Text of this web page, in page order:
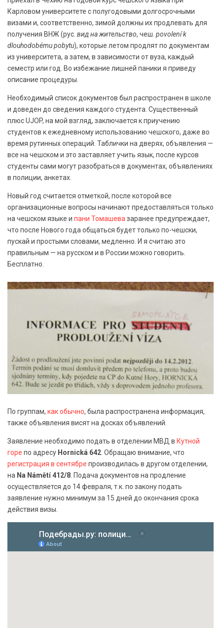
Карловом университете с полугодовыми долгосрочными
визами и, соответственно, зимой должны их продлевать для
получения ВНЖ (рус. вид на жительство, чеш. povolení k
dlouhodobému pobytu), которые летом продлят по документам
из университета, а затем, в зависимости от вуза, каждый
семестр или год. Во избежание лишней паники я приведу
описание процедуры.
Необходимый список документов был распространен в школе
и доведен до сведения каждого студента. Существенный
плюс UJOP, на мой взгляд, заключается к приучению
студентов к ежедневному использованию чешского, даже во
время рутинных операций. Таблички на дверях, объявления —
все на чешском и это заставляет учить язык, после курсов
студенты сами могут разобраться в документах, объявлениях
в полиции, анкетах.
Новый год считается отметкой, после которой все
организационные вопросы начинают предоставляться только
на чешском языке и пани Томашева заранее предупреждает,
что после Нового года общаться будет только по-чешски,
пускай и простыми словами, медленно. И я считаю это
правильным — на русском и в России можно говорить.
Бесплатно.
По группам, как обычно, была распространена информация,
также объявления висят на досках объявлений.
Заявление необходимо подать в отделении МВД в Кутной
горе по адресу Hornická 642 . Обращаю внимание, что
регистрация в сентябре производилась в другом отделении,
на Na Námětí 412/8 . Подача документов на продление
осуществляется до 14 февраля, т.к. по закону подать
заявление нужно минимум за 15 дней до окончания срока
действия визы.